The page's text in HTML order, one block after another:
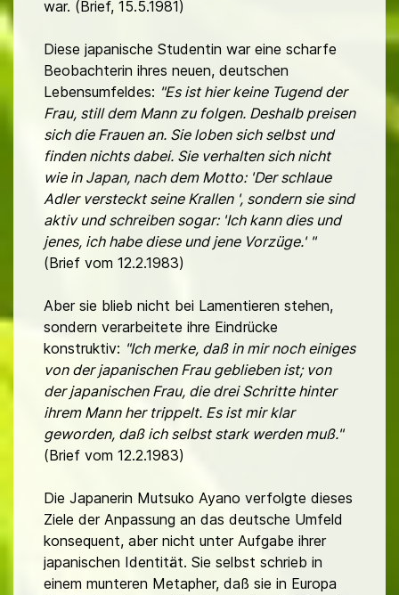
war. (Brief, 15.5.1981)
Diese japanische Studentin war eine scharfe
Beobachterin ihres neuen, deutschen
Lebensumfeldes: "Es ist hier keine Tugend der
Frau, still dem Mann zu folgen. Deshalb preisen
sich die Frauen an. Sie loben sich selbst und
finden nichts dabei. Sie verhalten sich nicht
wie in Japan, nach dem Motto: 'Der schlaue
Adler versteckt seine Krallen ', sondern sie sind
aktiv und schreiben sogar: 'Ich kann dies und
jenes, ich habe diese und jene Vorzüge.' "
(Brief vom 12.2.1983)
Aber sie blieb nicht bei Lamentieren stehen,
sondern verarbeitete ihre Eindrücke
konstruktiv: "Ich merke, daß in mir noch einiges
von der japanischen Frau geblieben ist; von
der japanischen Frau, die drei Schritte hinter
ihrem Mann her trippelt. Es ist mir klar
geworden, daß ich selbst stark werden muß."
(Brief vom 12.2.1983)
Die Japanerin Mutsuko Ayano verfolgte dieses
Ziele der Anpassung an das deutsche Umfeld
konsequent, aber nicht unter Aufgabe ihrer
japanischen Identität. Sie selbst schrieb in
einem munteren Metapher, daß sie in Europa